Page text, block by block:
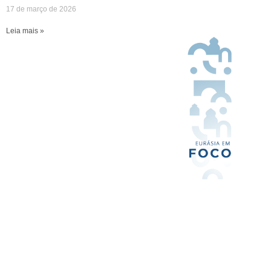
17 de março de 2026
Leia mais »